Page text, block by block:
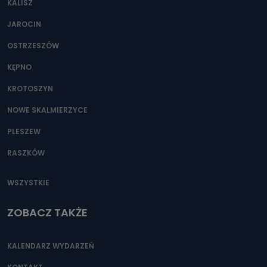
Można to zrobić pod numerem telefonu 62 735-51-05 lub
KALISZ
JAROCIN
OSTRZESZÓW
KĘPNO
KROTOSZYN
NOWE SKALMIERZYCE
PLESZEW
RASZKÓW
WSZYSTKIE
ZOBACZ TAKŻE
KALENDARZ WYDARZEŃ